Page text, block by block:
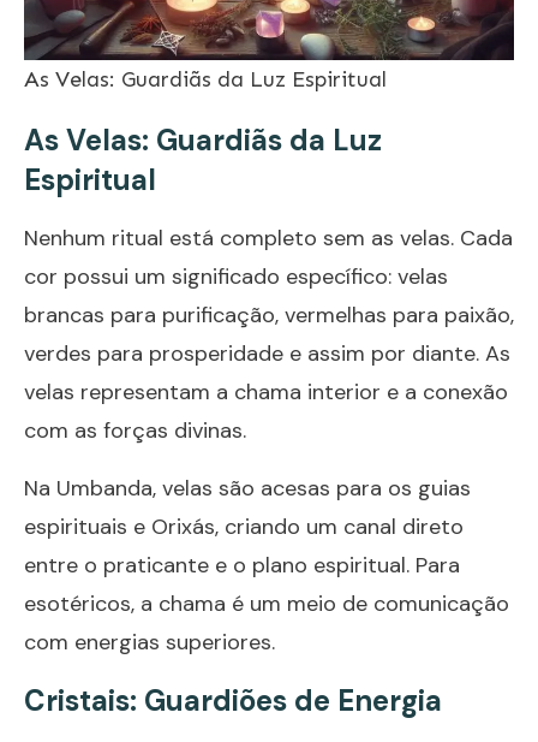
As Velas: Guardiãs da Luz Espiritual
As Velas: Guardiãs da Luz
Espiritual
Nenhum ritual está completo sem as velas. Cada
cor possui um significado específico: velas
brancas para purificação, vermelhas para paixão,
verdes para prosperidade e assim por diante. As
velas representam a chama interior e a conexão
com as forças divinas.
Na Umbanda, velas são acesas para os guias
espirituais e Orixás, criando um canal direto
entre o praticante e o plano espiritual. Para
esotéricos, a chama é um meio de comunicação
com energias superiores.
Cristais: Guardiões de Energia